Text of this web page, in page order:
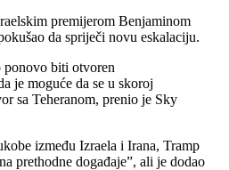
premijerom Benjaminom
da spriječi novu eskalaciju.
ponovo biti otvoren
je moguće da se u skoroj
sa Teheranom, prenio je Sky
između Izraela i Irana, Tramp
prethodne događaje”, ali je dodao